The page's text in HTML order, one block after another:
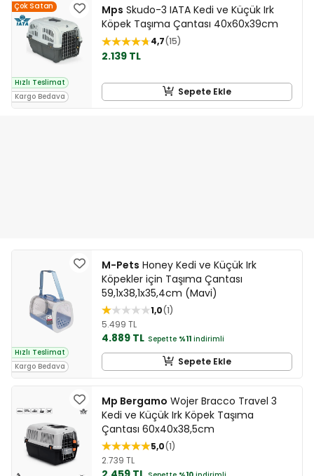
Çok Satan
Hızlı Teslimat
Kargo Bedava
Mps Skudo-3 IATA Kedi ve Küçük Irk
Köpek Taşıma Çantası 40x60x39cm
4,7 15
2.139 TL
Sepete Ekle
Hızlı Teslimat
Kargo Bedava
M-Pets Honey Kedi ve Küçük Irk
Köpekler için Taşıma Çantası
59,1x38,1x35,4cm (Mavi)
1,0 1
5.499 TL
4.889 TL Sepette %11 indirimli
Sepete Ekle
Mp Bergamo Wojer Bracco Travel 3
Kedi ve Küçük Irk Köpek Taşıma
Çantası 60x40x38,5cm
5,0 1
2.739 TL